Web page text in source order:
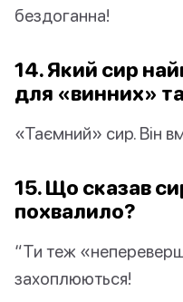
бездоганна!
14. Який сир
для «винних»
«Таємний» сир. Він
15. Що сказав
похвалило?
“Ти теж
захоплюються!